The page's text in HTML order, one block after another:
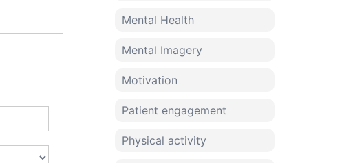
Mental Health
Mental Imagery
Motivation
Patient engagement
Physical activity